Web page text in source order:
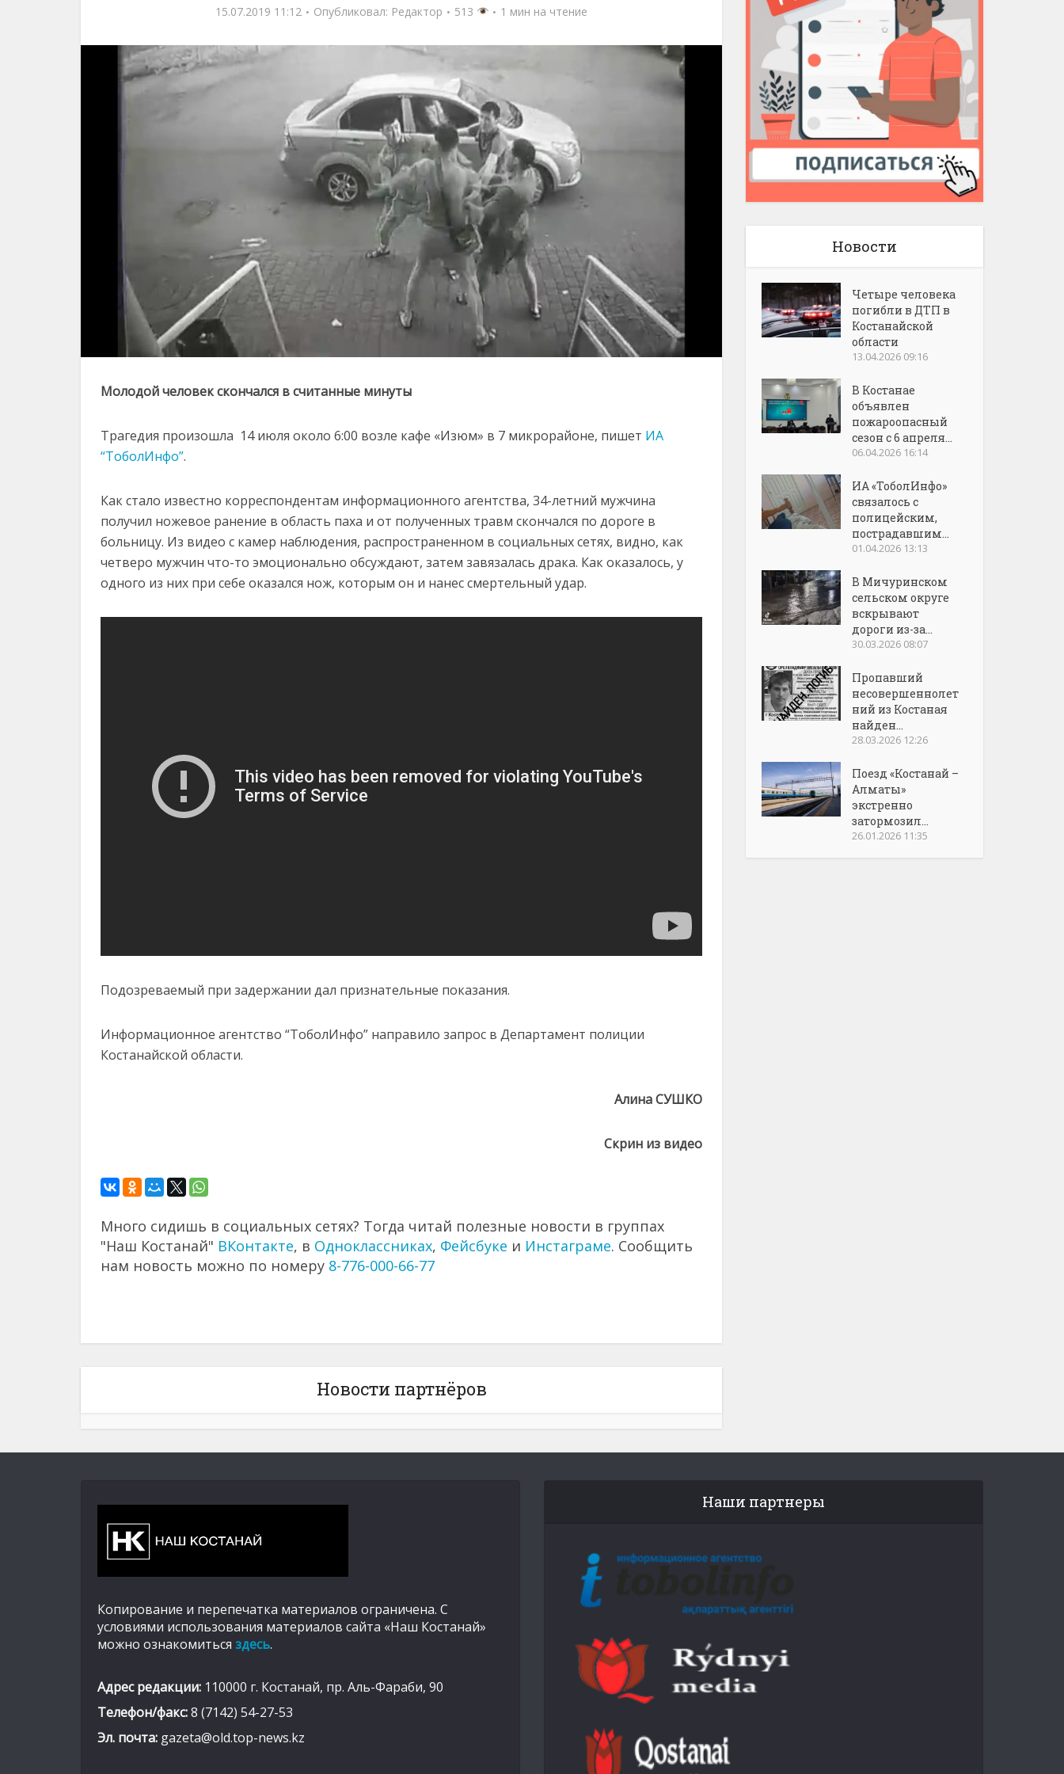
15.07.2019 11:12 Опубликовал: Редактор 513 1 мин на чтение
Молодой человек скончался в считанные минуты
Трагедия произошла 14 июля около 6:00 возле кафе «Изюм» в 7 микрорайоне, пишет ИА
“ТоболИнфо”.
Как стало известно корреспондентам информационного агентства, 34-летний мужчина
получил ножевое ранение в область паха и от полученных травм скончался по дороге в
больницу. Из видео с камер наблюдения, распространенном в социальных сетях, видно, как
четверо мужчин что-то эмоционально обсуждают, затем завязалась драка. Как оказалось, у
одного из них при себе оказался нож, которым он и нанес смертельный удар.
Подозреваемый при задержании дал признательные показания.
Информационное агентство “ТоболИнфо” направило запрос в Департамент полиции
Костанайской области.
Алина СУШКО
Скрин из видео
Много сидишь в социальных сетях? Тогда читай полезные новости в группах
"Наш Костанай" ВКонтакте, в Одноклассниках, Фейсбуке и Инстаграме. Сообщить
нам новость можно по номеру 8-776-000-66-77
Новости партнёров
Новости
Четыре человека
погибли в ДТП в
Костанайской
области
13.04.2026 09:16
В Костанае
объявлен
пожароопасный
сезон с 6 апреля...
06.04.2026 16:14
ИА «ТоболИнфо»
связалось с
полицейским,
пострадавшим...
01.04.2026 13:13
В Мичуринском
сельском округе
вскрывают
дороги из-за...
30.03.2026 08:07
Пропавший
несовершеннолет
ний из Костаная
найден...
28.03.2026 12:26
Поезд «Костанай –
Алматы»
экстренно
затормозил...
26.01.2026 11:35
Копирование и перепечатка материалов ограничена. С
условиями использования материалов сайта «Наш Костанай»
можно ознакомиться здесь.
Адрес редакции: 110000 г. Костанай, пр. Аль-Фараби, 90
Телефон/факс:8 (7142) 54-27-53
Эл. почта: gazeta@old.top-news.kz
Наши партнеры